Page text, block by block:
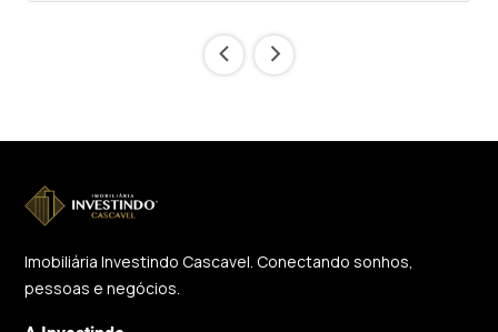
‹ ›
Imobiliária Investindo Cascavel. Conectando sonhos,
pessoas e negócios.